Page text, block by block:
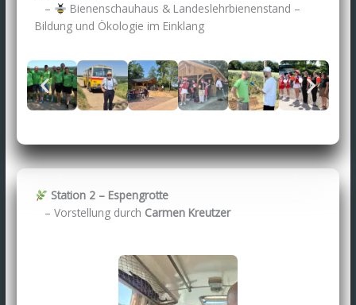
–
Bienenschauhaus & Landeslehrbienenstand –
Bildung und Ökologie im Einklang
Station 2 – Espengrotte
– Vorstellung durch Carmen Kreutzer